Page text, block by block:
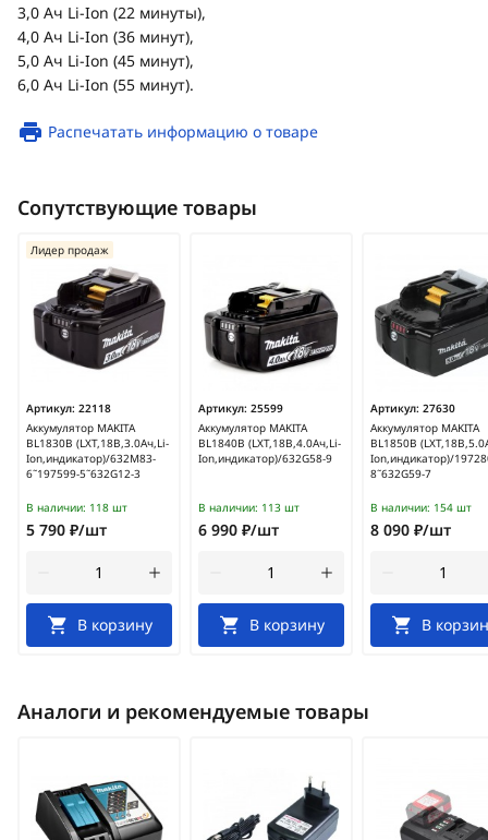
3,0 Ач Li-Ion (22 минуты),
4,0 Ач Li-Ion (36 минут),
5,0 Ач Li-Ion (45 минут),
6,0 Ач Li-Ion (55 минут).
Распечатать информацию о товаре
Сопутствующие товары
Артикул: 22118
Аккумулятор MAKITA
BL1830B (LXT,18В,3.0Ач,Li-
Ion,индикатор)/632M83-
6˜197599-5˜632G12-3
Лидер продаж
В наличии: 118 шт
5 790 ₽/шт
В корзину
Артикул: 25599
Аккумулятор MAKITA
BL1840B (LXT,18В,4.0Ач,Li-
Ion,индикатор)/632G58-9
В наличии: 113 шт
6 990 ₽/шт
В корзину
Артикул: 27630
Аккумулятор MAKITA
BL1850B
Ion,индикатор)/
8˜632G59-7
В наличии: 154 шт
8 090 ₽/шт
В
Аналоги и рекомендуемые товары